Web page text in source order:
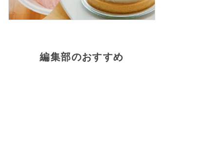
編集部のおすすめ